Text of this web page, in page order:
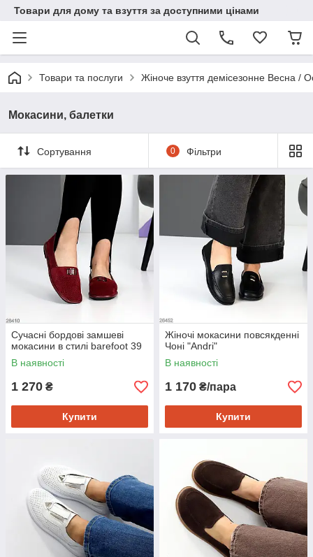
Товари для дому та взуття за доступними цінами
Товари та послуги Жіноче взуття демісезонне Весна /
Мокасини, балетки
Сортування 0 Фільтри
Сучасні бордові замшеві
мокасини в стилі barefoot 39
В наявності
1 270 ₴
Купити
Жіночі мокасини повсякденні
Чоні "Andri"
В наявності
1 170 ₴/пара
Купити